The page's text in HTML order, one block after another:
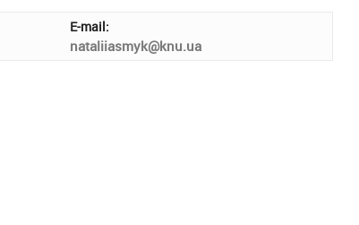
E-mail:
nataliiasmyk@knu.ua